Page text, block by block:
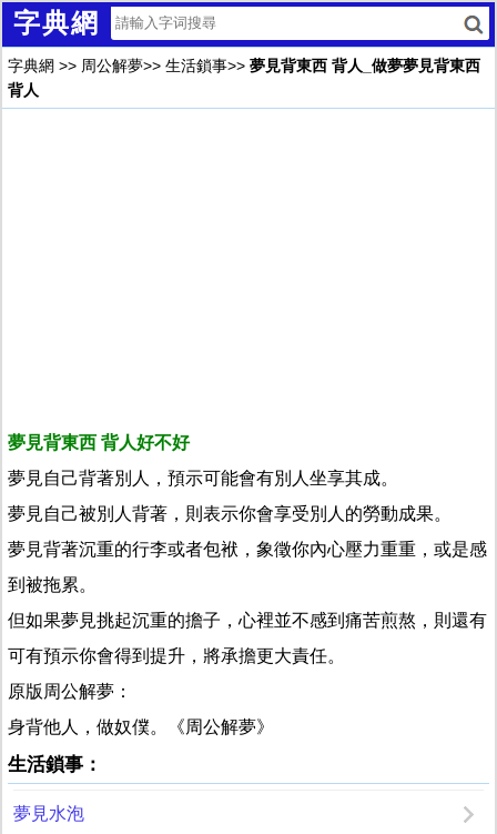
字典網
字典網 >> 周公解夢>> 生活鎖事>> 夢見背東西 背人_做夢夢見背東西
背人
夢見背東西 背人好不好
夢見自己背著別人，預示可能會有別人坐享其成。
夢見自己被別人背著，則表示你會享受別人的勞動成果。
夢見背著沉重的行李或者包袱，象徵你內心壓力重重，或是感
到被拖累。
但如果夢見挑起沉重的擔子，心裡並不感到痛苦煎熬，則還有
可有預示你會得到提升，將承擔更大責任。
原版周公解夢：
身背他人，做奴僕。《周公解夢》
生活鎖事：
夢見水泡